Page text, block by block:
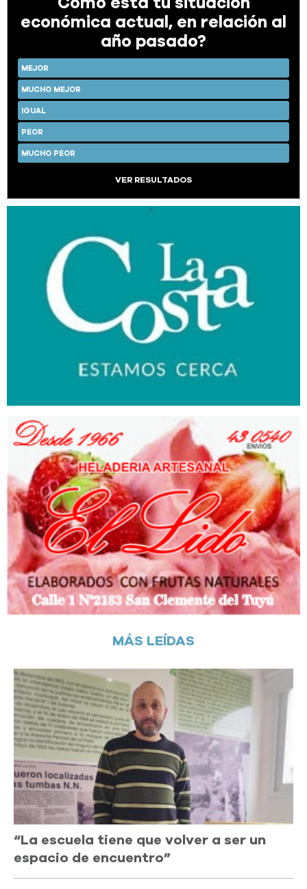
Cómo está tu situación
económica actual, en relación al
año pasado?
MEJOR
MUCHO MEJOR
IGUAL
PEOR
MUCHO PEOR
VER RESULTADOS
MÁS LEÍDAS
“La escuela tiene que volver a ser un
espacio de encuentro”